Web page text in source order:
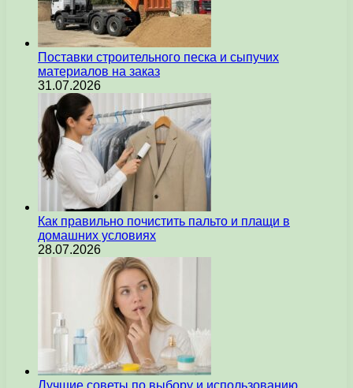
Поставки строительного песка и сыпучих
материалов на заказ
31.07.2026
Как правильно почистить пальто и плащи в
домашних условиях
28.07.2026
Лучшие советы по выбору и использованию